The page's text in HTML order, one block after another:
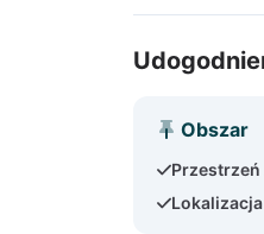
Obszar